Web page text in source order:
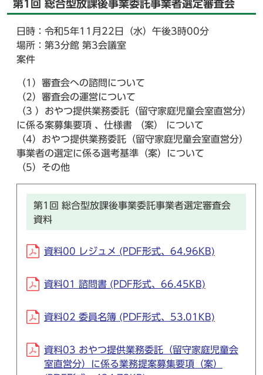
第1回 総合型放課後事業委託事業者選定審査会
日時：令和5年11月22日（水）午後3時00分
場所：第3分館 第3会議室
案件
（1）審査会への諮問について
（2）審査会の運営について
（3 ）おやつ提供業務委託（留守家庭児童会室直営分）
に係る案募集要項 、仕様書 （案） について
（4）おやつ提供業務委託（留守家庭児童会室直営分）
事業者の選定に係る選考基準（案）について
（5）その他
第1回 総合型放課後事業委託事業者選定審査会
資料
資料00 レジュメ (PDF形式、64.96KB)
資料01 諮問書 (PDF形式、66.45KB)
資料02 委員名簿 (PDF形式、53.01KB)
資料03 おやつ提供業務委託（留守家庭児童会
室直営分）に係る業務提案募集要項（案）